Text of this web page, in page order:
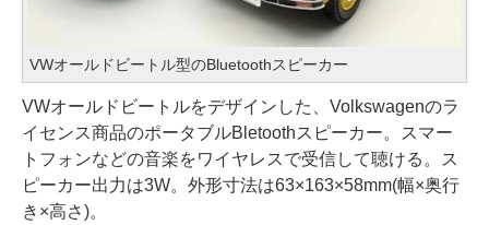
VWオールドビートル型のBluetoothスピーカー
VWオールドビートルをデザインした、Volkswagenのラ
イセンス商品のポータブルBletoothスピーカー。スマー
トフォンなどの音楽をワイヤレスで受信して聴ける。ス
ピーカー出力は3W。外形寸法は63×163×58mm(幅×奥行
き×高さ)。